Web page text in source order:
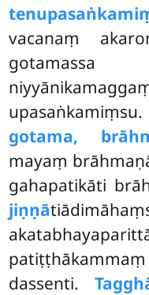
vacanaṃ
gotamassa
gotama,
mayaṃ
gahapatikāti
jiṇṇā
dassenti.